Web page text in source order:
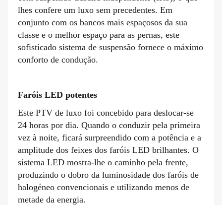
lhes confere um luxo sem precedentes. Em
conjunto com os bancos mais espaçosos da sua
classe e o melhor espaço para as pernas, este
sofisticado sistema de suspensão fornece o máximo
conforto de condução.
Faróis LED potentes
Este PTV de luxo foi concebido para deslocar-se
24 horas por dia. Quando o conduzir pela primeira
vez à noite, ficará surpreendido com a potência e a
amplitude dos feixes dos faróis LED brilhantes. O
sistema LED mostra-lhe o caminho pela frente,
produzindo o dobro da luminosidade dos faróis de
halogéneo convencionais e utilizando menos de
metade da energia.